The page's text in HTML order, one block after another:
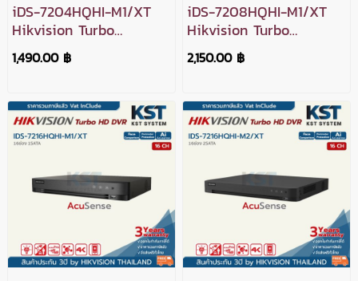
iDS-7204HQHI-M1/XT
Hikvision Turbo
Acusense DVR 4ช่อง
1,490.00 ฿
iDS-7208HQHI-M1/XT
Hikvision Turbo
Acusense DVR 8ช่อง
2,150.00 ฿